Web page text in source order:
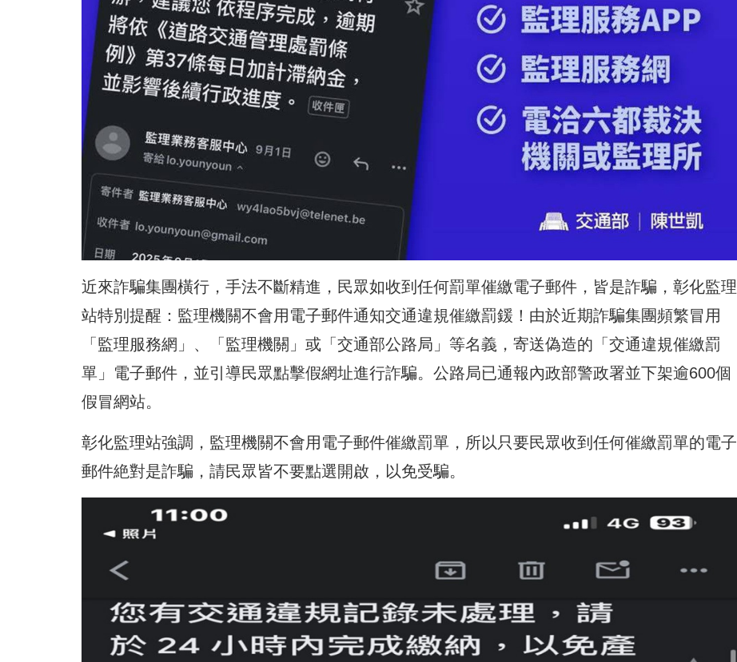
近來詐騙集團橫行，手法不斷精進，民眾如收到任何罰單催繳電子郵件，皆是詐騙，彰化監理
站特別提醒：監理機關不會用電子郵件通知交通違規催繳罰鍰！由於近期詐騙集團頻繁冒用
「監理服務網」、「監理機關」或「交通部公路局」等名義，寄送偽造的「交通違規催繳罰
單」電子郵件，並引導民眾點擊假網址進行詐騙。公路局已通報內政部警政署並下架逾600個
假冒網站。
彰化監理站強調，監理機關不會用電子郵件催繳罰單，所以只要民眾收到任何催繳罰單的電子
郵件絶對是詐騙，請民眾皆不要點選開啟，以免受騙。